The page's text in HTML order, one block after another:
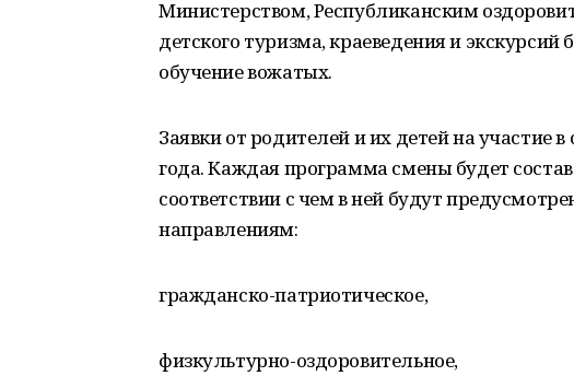
Министерством, Республиканским
детского туризма, краеведения и
обучение вожатых.
Заявки от родителей и их детей на участие
года. Каждая программа смены будет
соответствии с чем в ней будут
направлениям:
гражданско-патриотическое,
физкультурно-оздоровительное,